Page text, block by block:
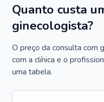
Quanto custa
ginecologista?
O preço da consulta com
com a clínica e o
uma tabela.